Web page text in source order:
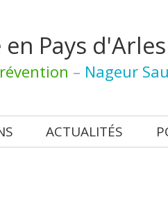
en Pays d'Arles
– Nageur
ACTUALITÉS